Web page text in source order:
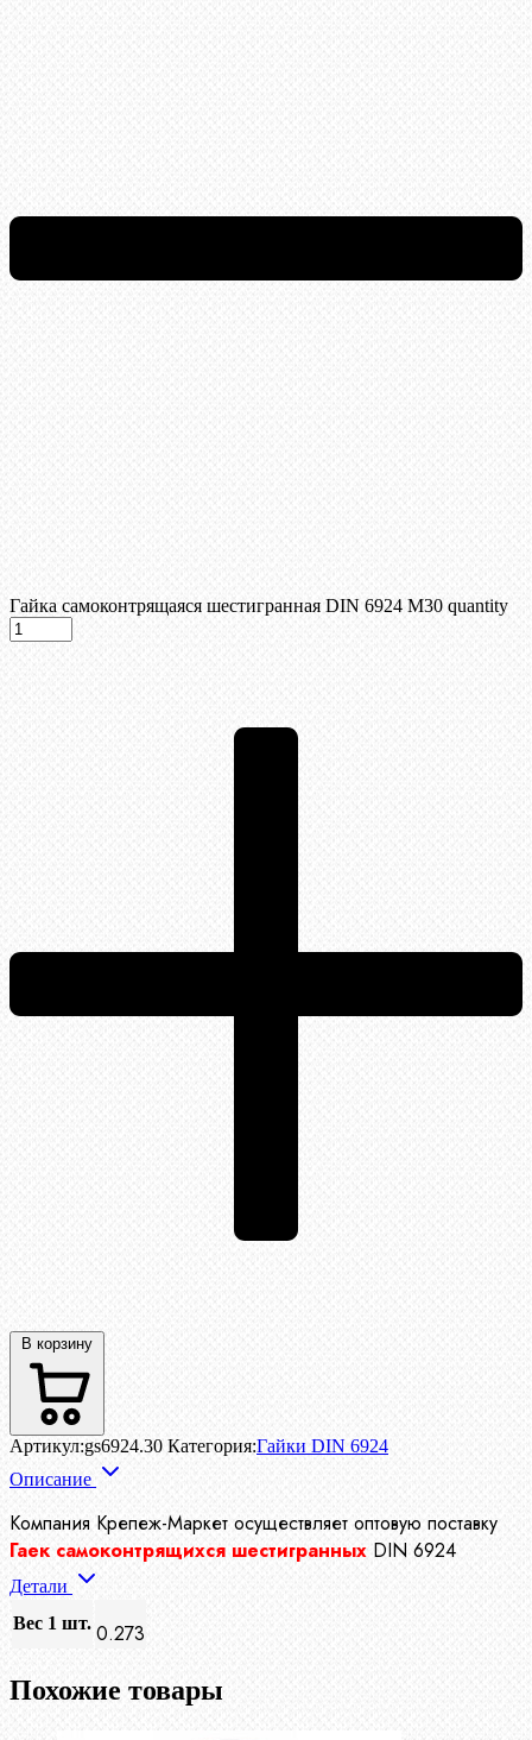
Гайка самоконтрящаяся шестигранная DIN 6924 М30 quantity
В корзину
Артикул:gs6924.30 Категория:Гайки DIN 6924
Описание
Компания Крепеж-Маркет осуществляет оптовую поставку
Гаек самоконтрящихся шестигранных DIN 6924
Детали
Вес 1 шт. 0.273
Похожие товары